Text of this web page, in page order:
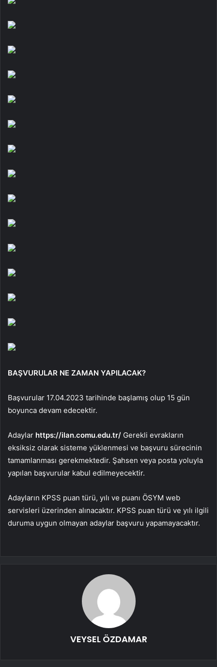
BAŞVURULAR NE ZAMAN YAPILACAK?
Başvurular 17.04.2023 tarihinde başlamış olup 15 gün
boyunca devam edecektir.
Adaylar https://ilan.comu.edu.tr/ Gerekli evrakların
eksiksiz olarak sisteme yüklenmesi ve başvuru sürecinin
tamamlanması gerekmektedir. Şahsen veya posta yoluyla
yapılan başvurular kabul edilmeyecektir.
Adayların KPSS puan türü, yılı ve puanı ÖSYM web
servisleri üzerinden alınacaktır. KPSS puan türü ve yılı ilgili
duruma uygun olmayan adaylar başvuru yapamayacaktır.
VEYSEL ÖZDAMAR